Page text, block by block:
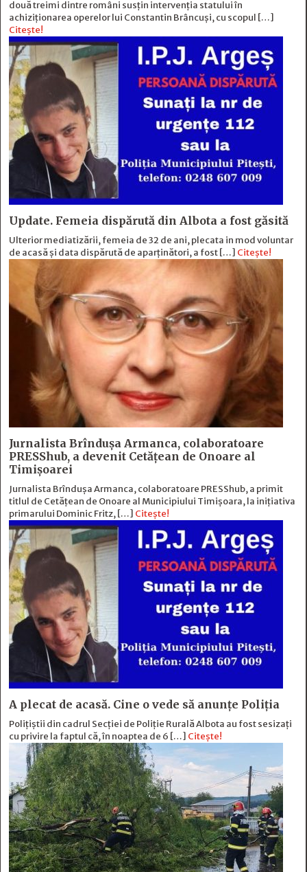
două treimi dintre români susțin intervenția statului în
achiziționarea operelor lui Constantin Brâncuși, cu scopul […]
Citește!
Update. Femeia dispărută din Albota a fost găsită
Ulterior mediatizării, femeia de 32 de ani, plecata in mod voluntar
de acasă și data dispărută de aparținători, a fost […] Citește!
Jurnalista Brîndușa Armanca, colaboratoare
PRESShub, a devenit Cetățean de Onoare al
Timișoarei
Jurnalista Brîndușa Armanca, colaboratoare PRESShub, a primit
titlul de Cetățean de Onoare al Municipiului Timișoara, la inițiativa
primarului Dominic Fritz, […] Citește!
A plecat de acasă. Cine o vede să anunțe Poliția
Polițiștii din cadrul Secției de Poliție Rurală Albota au fost sesizați
cu privire la faptul că, în noaptea de 6 […] Citește!